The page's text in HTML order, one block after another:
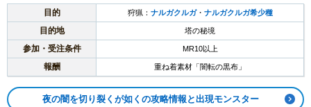
目的 狩猟： ナルガクルガ・ ナルガクルガ希少種
目的地 塔の秘境
参加・受注条件 MR10以上
報酬 重ね着素材「闇転の黒布」
夜の闇を切り裂くが如くの攻略情報と出現モンスター